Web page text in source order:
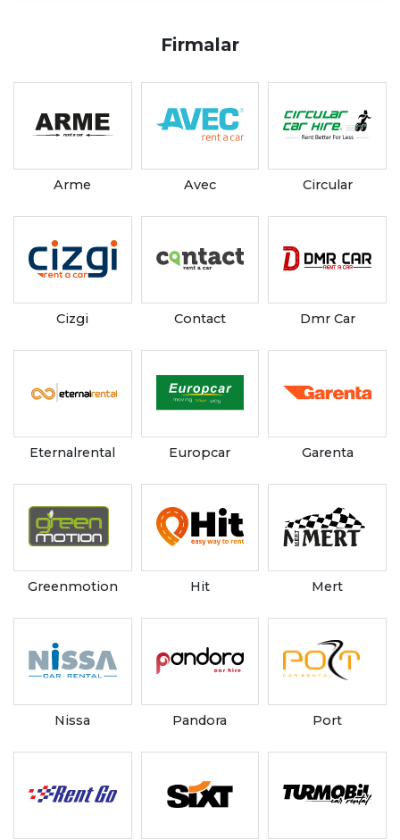
Firmalar
Arme Avec Circular
Cizgi Contact Dmr Car
Eternalrental Europcar Garenta
Greenmotion Hit Mert
Nissa Pandora Port